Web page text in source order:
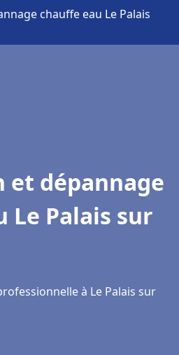
chauffe eau Le Palais
dépannage
Le Palais sur
à Le Palais sur